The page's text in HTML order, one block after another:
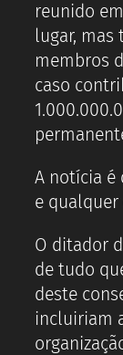
reunido
lugar, mas
membros
caso
A notícia é
e
O ditador
de tudo
deste
incluiriam